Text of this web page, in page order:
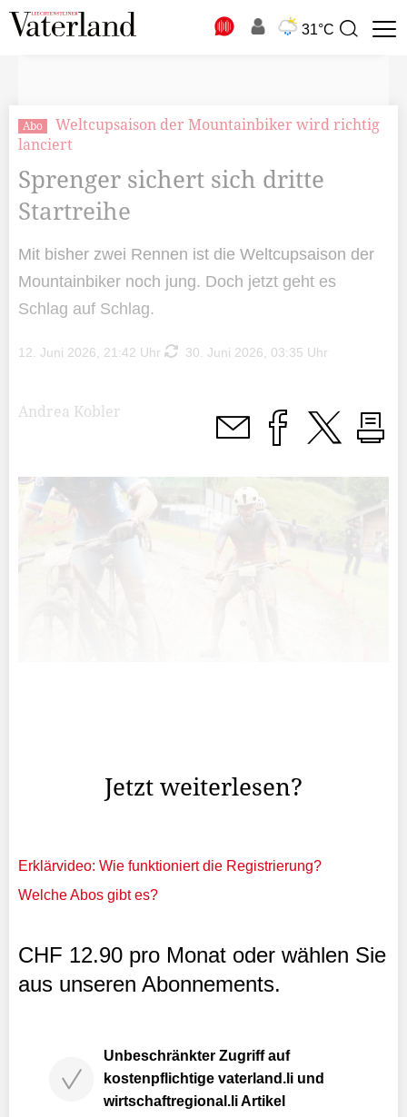
31°C
Suchbegriff
Abo
Weltcupsaison der Mountainbiker wird richtig
lanciert
Sprenger sichert sich dritte
Startreihe
Mit bisher zwei Rennen ist die Weltcupsaison der
Mountainbiker noch jung. Doch jetzt geht es
Schlag auf Schlag.
12. Juni 2026, 21:42 Uhr 30. Juni 2026, 03:35 Uhr
Andrea Kobler
Jetzt weiterlesen?
Erklärvideo: Wie funktioniert die Registrierung?
Welche Abos gibt es?
CHF 12.90 pro Monat oder wählen Sie
aus unseren Abonnements.
Unbeschränkter Zugriff auf
kostenpflichtige vaterland.li und
wirtschaftregional.li Artikel